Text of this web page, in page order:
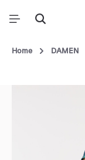
Home DAMEN